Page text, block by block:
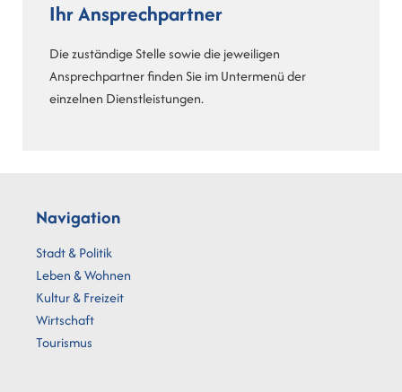
Ihr Ansprechpartner
Die zuständige Stelle sowie die jeweiligen
Ansprechpartner finden Sie im Untermenü der
einzelnen Dienstleistungen.
Navigation
Stadt & Politik
Leben & Wohnen
Kultur & Freizeit
Wirtschaft
Tourismus